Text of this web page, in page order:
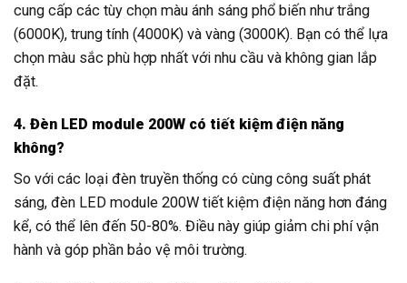
cung cấp các tùy chọn màu ánh sáng phổ biến như trắng
(6000K), trung tính (4000K) và vàng (3000K). Bạn có thể lựa
chọn màu sắc phù hợp nhất với nhu cầu và không gian lắp
đặt.
4. Đèn LED module 200W có tiết kiệm điện năng
không?
So với các loại đèn truyền thống có cùng công suất phát
sáng, đèn LED module 200W tiết kiệm điện năng hơn đáng
kể, có thể lên đến 50-80%. Điều này giúp giảm chi phí vận
hành và góp phần bảo vệ môi trường.